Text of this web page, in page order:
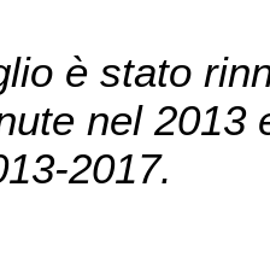
è stato
nel 2013
2017.